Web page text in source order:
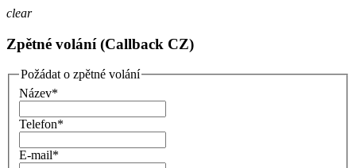
clear
Zpětné volání (Callback CZ)
Požádat o zpětné volání
Název*
Telefon*
E-mail*